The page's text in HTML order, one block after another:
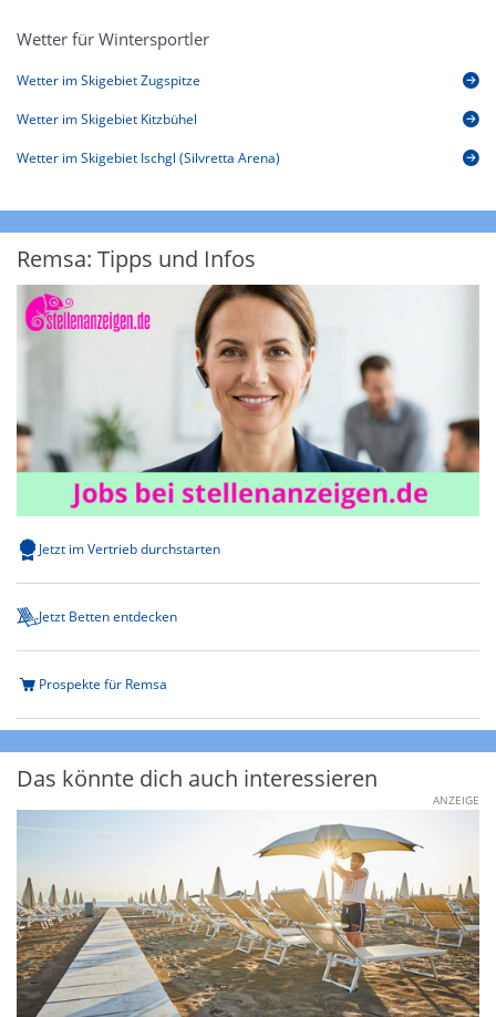
Wetter für Wintersportler
Wetter im Skigebiet Zugspitze
Wetter im Skigebiet Kitzbühel
Wetter im Skigebiet Ischgl (Silvretta Arena)
Remsa: Tipps und Infos
Jetzt im Vertrieb durchstarten
Jetzt Betten entdecken
Prospekte für Remsa
Das könnte dich auch interessieren
ANZEIGE